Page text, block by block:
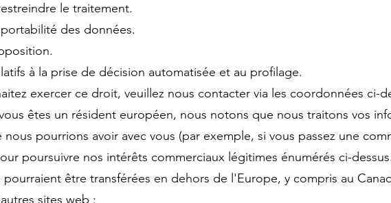
le traitement.
des données.
à la prise de décision automatisée et au profilage.
exercer ce droit, veuillez nous contacter via les coordonnées ci-
êtes un résident européen, nous notons que nous traitons vos
nous pourrions avoir avec vous (par exemple, si vous passez une
poursuivre nos intérêts commerciaux légitimes énumérés ci-
être transférées en dehors de l'Europe, y compris au
sites web :